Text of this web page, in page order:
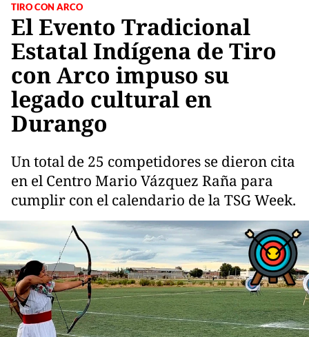
TIRO CON ARCO
El Evento Tradicional
Estatal Indígena de Tiro
con Arco impuso su
legado cultural en
Durango
Un total de 25 competidores se dieron cita
en el Centro Mario Vázquez Raña para
cumplir con el calendario de la TSG Week.